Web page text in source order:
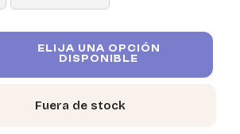
ELIJA UNA OPCIÓN
DISPONIBLE
Fuera de stock